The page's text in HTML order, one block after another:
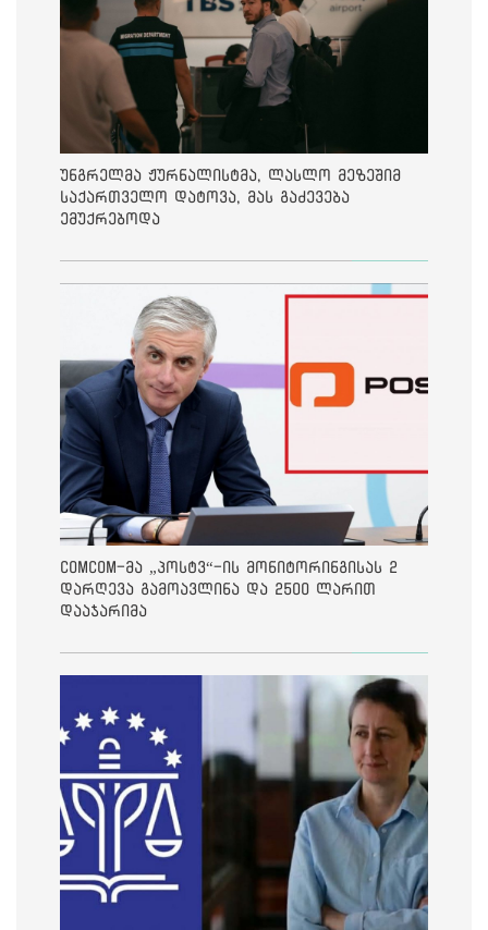
უნგრელმა ჟურნალისტმა, ლასლო მეზეშიმ
საქართველო დატოვა, მას გაძევება
ემუქრებოდა
ComCom-მა „პოსტვ“-ის მონიტორინგისას 2
დარღევა გამოავლინა და 2500 ლარით
დააჯარიმა